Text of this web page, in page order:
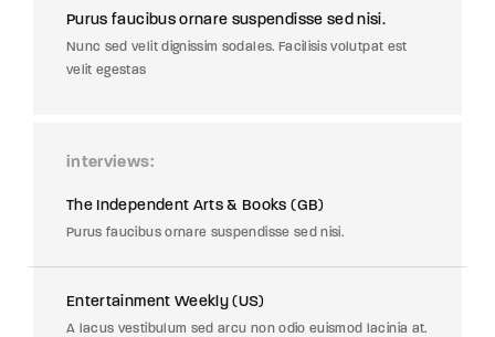
Purus faucibus ornare suspendisse sed nisi.
Nunc sed velit dignissim sodales. Facilisis volutpat est
velit egestas
interviews
The Independent Arts & Books (GB)
Purus faucibus ornare suspendisse sed nisi.
Entertainment Weekly (US)
A lacus vestibulum sed arcu non odio euismod lacinia at.